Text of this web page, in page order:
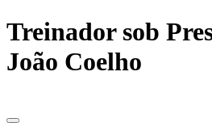
Treinador sob
João Coelho